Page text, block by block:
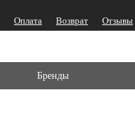
Оплата Возврат Отзывы
Бренды